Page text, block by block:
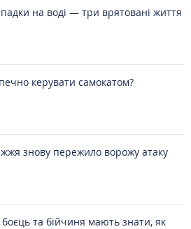
на воді — три врятовані життя
керувати самокатом?
знову пережило ворожу атаку
та бійчиня мають знати, як